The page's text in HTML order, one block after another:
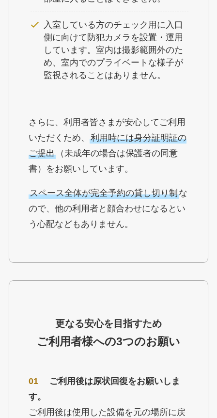
入室している方のチェック用に入口
側に向けて防犯カメラを設置・運用
しています。室内は撮影範囲外のた
め、室内でのプライベートな様子が
監視されることはありません。
さらに、利用者皆さまが安心してご利用
いただくため、 利用時には身分証明証の
ご提出（未成年の場合は保護者の同意
書）をお願いしています。
スペース全体が完全予約の貸し切り制な
ので、他の利用者と顔合わせになるとい
う心配などもありません。
更なる安心を目指すため
ご利用者様への3つのお願い
01ご利用後は原状回復をお願いしま
す。
ご利用後は使用した設備を元の場所に戻